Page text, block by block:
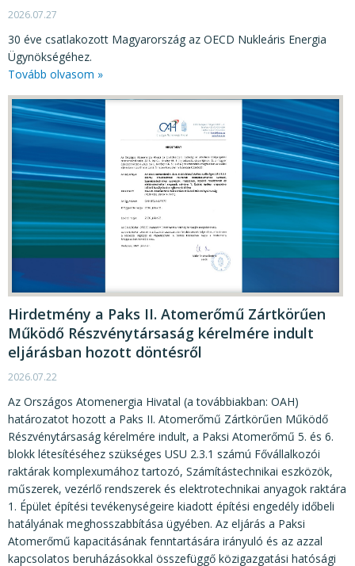
2026.07.27
30 éve csatlakozott Magyarország az OECD Nukleáris Energia
Ügynökségéhez.
Tovább olvasom »
Hirdetmény a Paks II. Atomerőmű Zártkörűen
Működő Részvénytársaság kérelmére indult
eljárásban hozott döntésről
2026.07.22
Az Országos Atomenergia Hivatal (a továbbiakban: OAH)
határozatot hozott a Paks II. Atomerőmű Zártkörűen Működő
Részvénytársaság kérelmére indult, a Paksi Atomerőmű 5. és 6.
blokk létesítéséhez szükséges USU 2.3.1 számú Fővállalkozói
raktárak komplexumához tartozó, Számítástechnikai eszközök,
műszerek, vezérlő rendszerek és elektrotechnikai anyagok raktára
1. Épület építési tevékenységeire kiadott építési engedély időbeli
hatályának meghosszabbítása ügyében. Az eljárás a Paksi
Atomerőmű kapacitásának fenntartására irányuló és az azzal
kapcsolatos beruházásokkal összefüggő közigazgatási hatósági